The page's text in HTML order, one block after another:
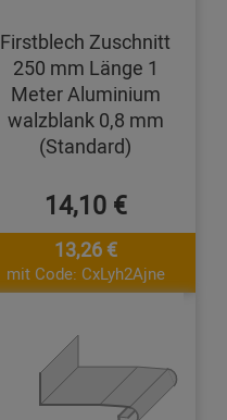
Firstblech Zuschnitt
250 mm Länge 1
Meter Aluminium
walzblank 0,8 mm
(Standard)
14,10 €
13,26 €
mit Code: CxLyh2Ajne